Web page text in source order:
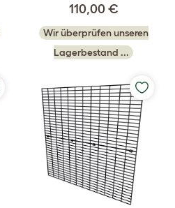
110,00 €
Wir überprüfen unseren
Lagerbestand ...